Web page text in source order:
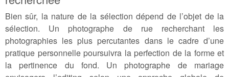
Bien sûr, la nature de la sélection dépend de l’objet de la
sélection. Un photographe de rue recherchant les
photographies les plus percutantes dans le cadre d’une
pratique personnelle poursuivra la perfection de la forme et
la pertinence du fond. Un photographe de mariage